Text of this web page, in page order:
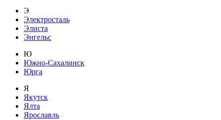
Э
Электросталь
Элиста
Энгельс
Ю
Южно-Сахалинск
Юрга
Я
Якутск
Ялта
Ярославль